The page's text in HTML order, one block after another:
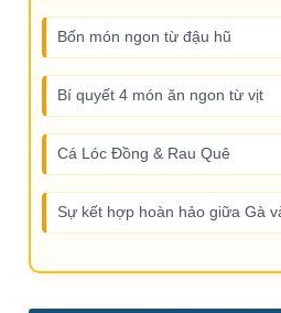
Bốn món ngon từ đậu hũ
Bí quyết 4 món ăn ngon từ vịt
Cá Lóc Đồng & Rau Quê
Sự kết hợp hoàn hảo giữa Gà